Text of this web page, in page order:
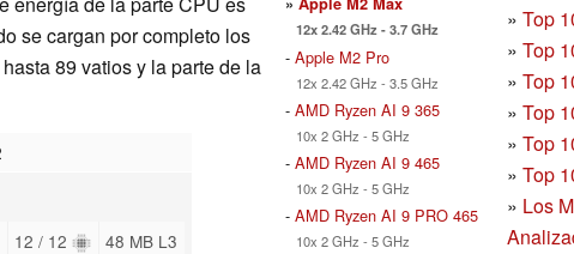
se cargan por completo los
89 vatios y la parte de la
12 / 12 48 MB L3
12x 2.42 GHz - 3.7 GHz
- Apple M2 Pro
12x 2.42 GHz - 3.5 GHz
- AMD Ryzen AI 9 365
10x 2 GHz - 5 GHz
- AMD Ryzen AI 9 465
10x 2 GHz - 5 GHz
- AMD Ryzen AI 9 PRO 465
10x 2 GHz - 5 GHz
» Top
» Top
» Top
» Top
» Top
» Top
» Los